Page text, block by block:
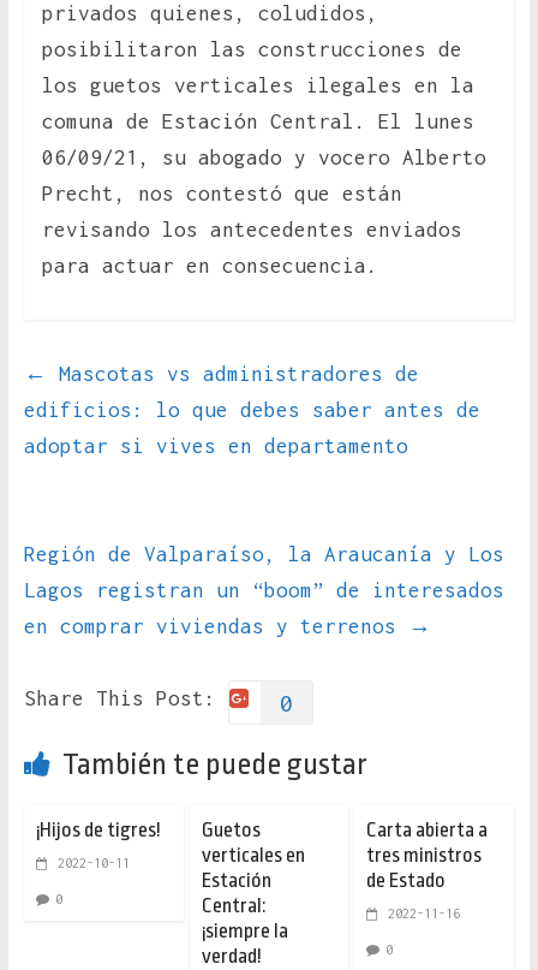
privados quienes, coludidos,
posibilitaron las construcciones de
los guetos verticales ilegales en la
comuna de Estación Central. El lunes
06/09/21, su abogado y vocero Alberto
Precht, nos contestó que están
revisando los antecedentes enviados
para actuar en consecuencia.
←
Mascotas vs administradores de
edificios: lo que debes saber antes de
adoptar si vives en departamento
Región de Valparaíso, la Araucanía y Los
Lagos registran un “boom” de interesados
en comprar viviendas y terrenos
→
Share This Post: 0
También te puede gustar
¡Hijos de tigres!
2022-10-11
0
Guetos
verticales en
Estación
Central:
¡siempre la
verdad!
Carta abierta a
tres ministros
de Estado
2022-11-16
0